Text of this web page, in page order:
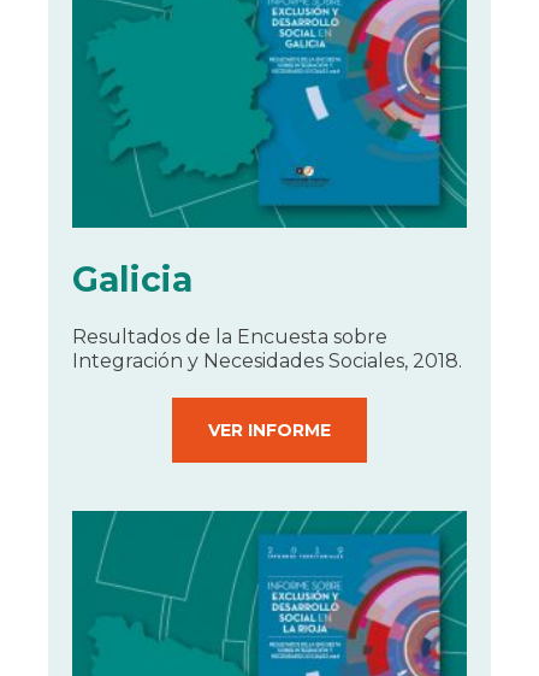
Galicia
Resultados de la Encuesta sobre
Integración y Necesidades Sociales, 2018.
VER INFORME